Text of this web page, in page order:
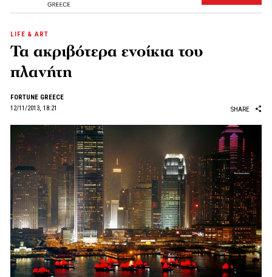
LIFE & ART
Τα ακριβότερα ενοίκια του
πλανήτη
FORTUNE GREECE
12/11/2013, 18:21
SHARE